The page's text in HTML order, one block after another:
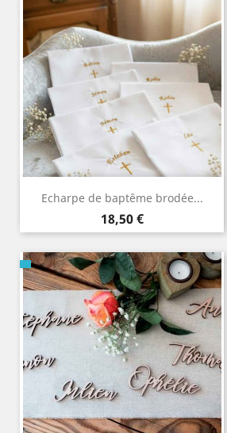
Echarpe de baptême brodée...
Prix
18,50 €